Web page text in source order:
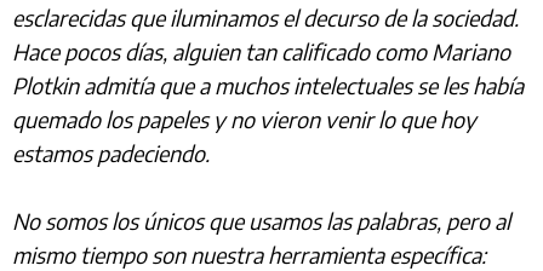
esclarecidas que iluminamos el decurso de la sociedad.
Hace pocos días, alguien tan calificado como Mariano
Plotkin admitía que a muchos intelectuales se les había
quemado los papeles y no vieron venir lo que hoy
estamos padeciendo.
No somos los únicos que usamos las palabras, pero al
mismo tiempo son nuestra herramienta específica: